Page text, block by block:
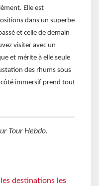
Elle est
dans un superbe
et celle de demain
visiter avec un
et mérite à elle seule
des rhums sous
immersif prend tout
Tour Hebdo.
destinations les